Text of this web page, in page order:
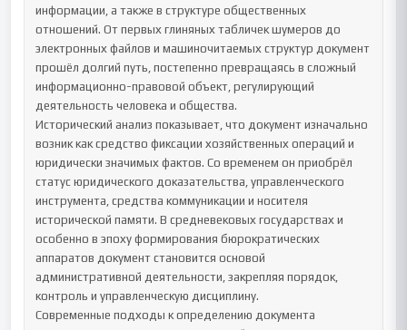
информации, а также в структуре общественных
отношений. От первых глиняных табличек шумеров до
электронных файлов и машиночитаемых структур документ
прошёл долгий путь, постепенно превращаясь в сложный
информационно-правовой объект, регулирующий
деятельность человека и общества.
Исторический анализ показывает, что документ изначально
возник как средство фиксации хозяйственных операций и
юридически значимых фактов. Со временем он приобрёл
статус юридического доказательства, управленческого
инструмента, средства коммуникации и носителя
исторической памяти. В средневековых государствах и
особенно в эпоху формирования бюрократических
аппаратов документ становится основой
административной деятельности, закрепляя порядок,
контроль и управленческую дисциплину.
Современные подходы к определению документа